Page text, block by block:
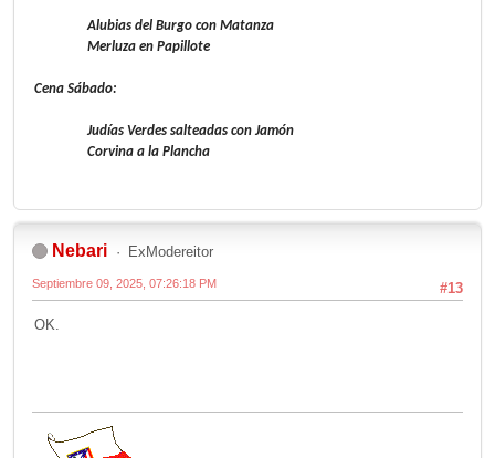
Alubias del Burgo con Matanza
Merluza en Papillote
Cena Sábado:
Judías Verdes salteadas con Jamón
Corvina a la Plancha
Nebari ExModereitor
#13
Septiembre 09, 2025, 07:26:18 PM
OK.